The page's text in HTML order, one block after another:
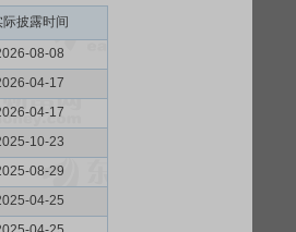
际披露时间
08-08
04-17
04-17
10-23
08-29
04-25